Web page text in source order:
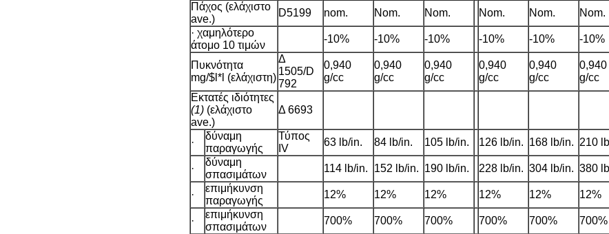
Πάχος (ελάχιστο
ave.)
D5199 nom. Nom. Nom. Nom. Nom. Nom.
· χαμηλότερο
άτομο 10 τιμών
-10% -10% -10% -10% -10% -10%
Πυκνότητα
mg/$l*l (ελάχιστη)
Δ
1505/D
792
0,940
g/cc
0,940
g/cc
0,940
g/cc
0,940
g/cc
0,940
g/cc
0,940
g/cc
Εκτατές ιδιότητες
(1) (ελάχιστο
ave.)
Δ 6693
·
δύναμη
παραγωγής
Τύπος
IV
63 lb/in. 84 lb/in. 105 lb/in. 126 lb/in. 168 lb/in. 210
·
δύναμη
σπασιμάτων
114 lb/in. 152 lb/in. 190 lb/in. 228 lb/in. 304 lb/in. 380
·
επιμήκυνση
παραγωγής
12% 12% 12% 12% 12% 12%
·
επιμήκυνση
σπασιμάτων
700% 700% 700% 700% 700% 700%